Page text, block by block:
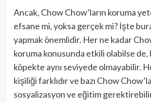
Ancak, Chow Chow’ların koruma
efsane mi, yoksa gerçek mi? İşte
yapmak önemlidir. Her ne kadar
koruma konusunda etkili olabilse
köpekte aynı seviyede olmayabilir.
kişiliği farklıdır ve bazı Chow
sosyalizasyon ve eğitim